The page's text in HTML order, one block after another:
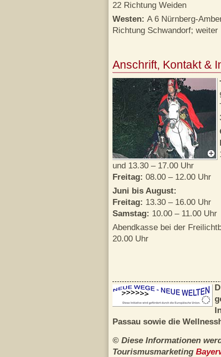
22 Richtung Weiden
Westen: A 6 Nürnberg-
Richtung Schwandorf;
Anschrift, Kontakt &
und 13.30 – 17.00 Uhr
Freitag: 08.00 – 12.00 Uhr
Juni bis August:
Freitag: 13.30 – 16.00 Uhr
Samstag: 10.00 – 11.00 Uhr
Abendkasse bei der
20.00 Uhr
Passau sowie die
© Diese Informationen
Tourismusmarketing